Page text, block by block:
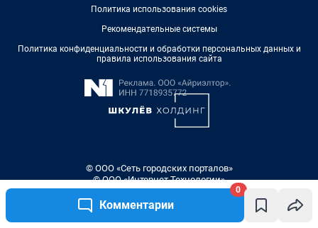
Комментарии
0
Политика использования cookies
Рекомендательные системы
Политика конфиденциальности и обработки персональных данных и
правила использования сайта
© ООО «Сеть городских порталов»
© ООО «Интернет Технологии»